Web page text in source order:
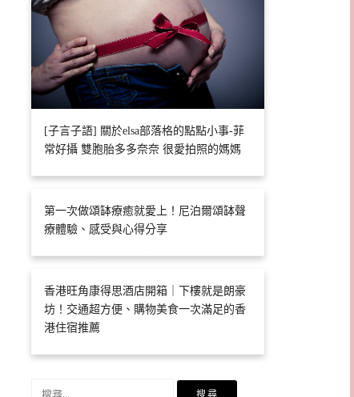
[子言子語] 關於elsa部落格的點點小事-菲
常好攝 雙胞胎多多奈奈 很愛拍照的媽媽
第一次做頌缽療癒就愛上！尼泊爾頌缽聲
療體驗、感受與心得分享
香港旺角康得思酒店開箱｜下樓就是朗豪
坊！交通超方便、購物美食一次滿足的香
港住宿推薦